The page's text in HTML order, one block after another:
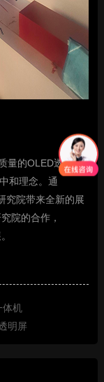
量的OLED透明屏
和理念。通
究院带来全新的展
院的合作，
体机
明屏